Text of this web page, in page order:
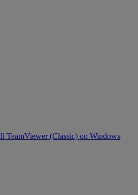
TeamViewer (Classic) on Windows